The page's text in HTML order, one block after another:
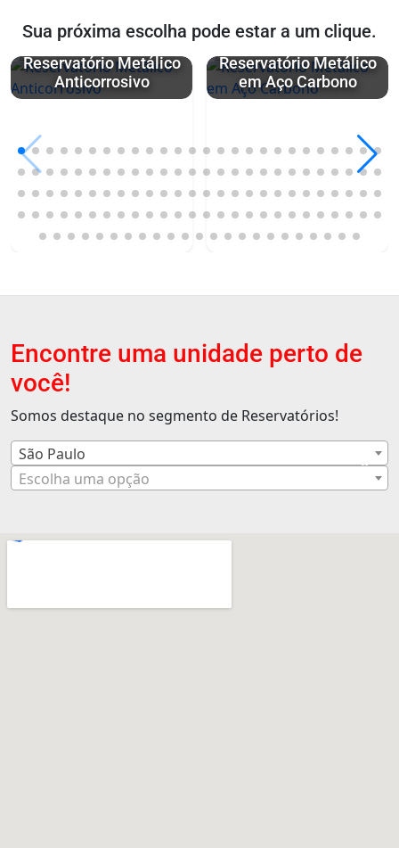
Sua próxima escolha pode estar a um clique.
Reservatório Metálico
Anticorrosivo
Reservatório Metálico
em Aço Carbono
Encontre uma unidade perto de
você!
Somos destaque no segmento de Reservatórios!
×
São Paulo
Escolha uma opção